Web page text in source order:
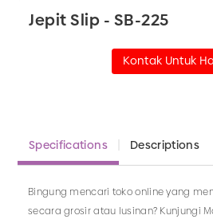
Jepit Slip - SB-225
Kontak Untuk
Specifications Descriptions
Bingung mencari toko online yang
secara grosir atau lusinan? Kunjungi